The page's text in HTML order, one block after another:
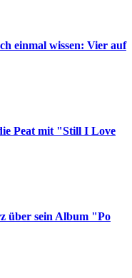
einmal wissen: Vier auf
Peat mit "Still I Love
über sein Album "Po